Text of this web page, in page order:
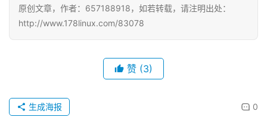
原创文章，作者：657188918，如若转载，请注明出处：
http://www.178linux.com/83078
赞 (3)
0
生成海报